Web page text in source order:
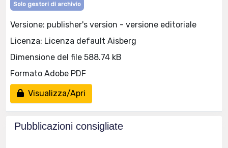
Solo gestori di archivio
Versione: publisher's version - versione editoriale
Licenza: Licenza default Aisberg
Dimensione del file 588.74 kB
Formato Adobe PDF
Visualizza/Apri
Pubblicazioni consigliate